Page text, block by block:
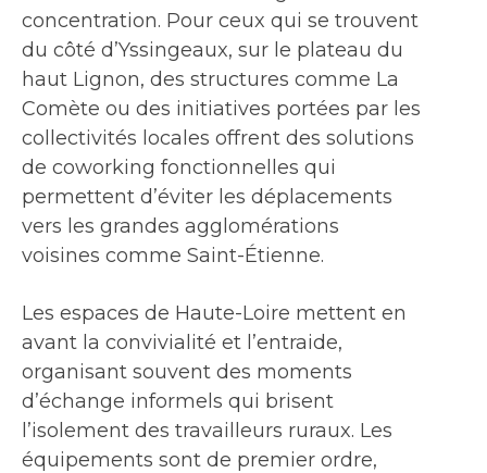
concentration. Pour ceux qui se trouvent
du côté d’Yssingeaux, sur le plateau du
haut Lignon, des structures comme La
Comète ou des initiatives portées par les
collectivités locales offrent des solutions
de coworking fonctionnelles qui
permettent d’éviter les déplacements
vers les grandes agglomérations
voisines comme Saint-Étienne.
Les espaces de Haute-Loire mettent en
avant la convivialité et l’entraide,
organisant souvent des moments
d’échange informels qui brisent
l’isolement des travailleurs ruraux. Les
équipements sont de premier ordre,